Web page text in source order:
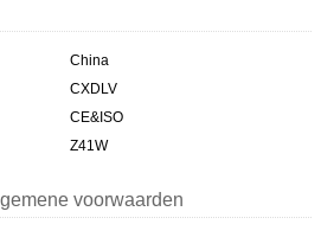
China
CXDLV
CE&ISO
Z41W
voorwaarden